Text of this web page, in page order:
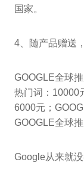
国家。
4、随产品赠送
GOOGLE全球
热门词：10000
6000元；
GOOGLE全球
Google从来就